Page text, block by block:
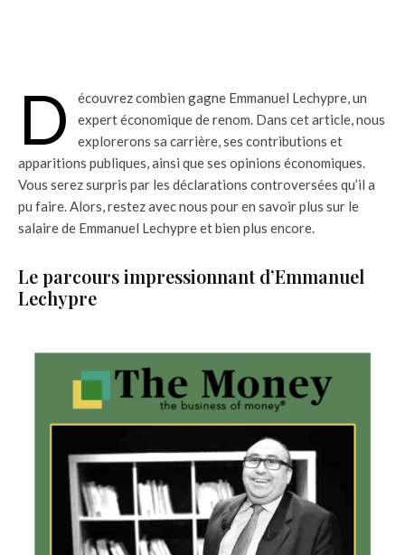
D
écouvrez combien gagne Emmanuel Lechypre, un
expert économique de renom. Dans cet article, nous
explorerons sa carrière, ses contributions et
apparitions publiques, ainsi que ses opinions économiques.
Vous serez surpris par les déclarations controversées qu’il a
pu faire. Alors, restez avec nous pour en savoir plus sur le
salaire de Emmanuel Lechypre et bien plus encore.
Le parcours impressionnant d’Emmanuel
Lechypre